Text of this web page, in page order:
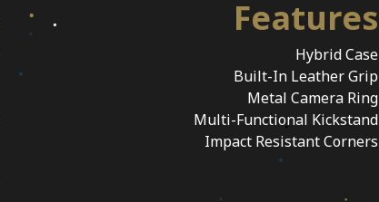
Features
Hybrid Case
Built-In Leather Grip
Metal Camera Ring
Multi-Functional Kickstand
Impact Resistant Corners